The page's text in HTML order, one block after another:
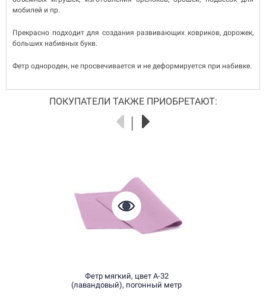
мобилей и пр.
Прекрасно подходит для создания развивающих ковриков, дорожек,
больших набивных букв.
Фетр однороден, не просвечивается и не деформируется при набивке.
ПОКУПАТЕЛИ ТАКЖЕ ПРИОБРЕТАЮТ:
Фетр мягкий, цвет A-32
(лавандовый), погонный метр